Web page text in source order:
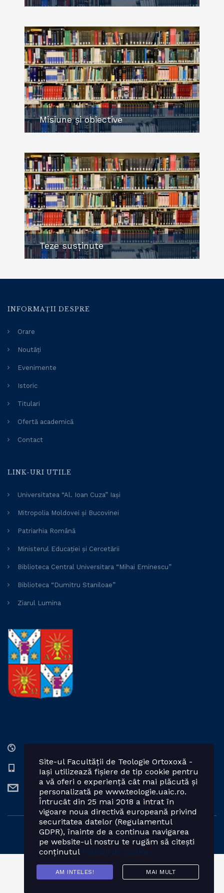
Misiune și obiective
Teze susținute
INFORMAȚII DESPRE
Orare
Noutăți
Evenimente
Istoric
Titulari
Ofertă academică
Contact
LINK-URI UTILE
Universitatea “Al. Ioan Cuza” Iași
Mitropolia Moldovei și Bucovinei
Patriarhia Română
Ministerul Educației și Cercetării
Biblioteca Central Universitara “Mihai Eminescu”
Biblioteca “Dumitru Staniloae”
Ziarul Lumina
0232 201328; 0232 201102 int. 2424, 2423, 2425
teologie.ortodoxa@uaic.ro
Powered by: Facultatea de Teologie Ortodoxă - Iași
Site-ul Facultății de Teologie Ortoxoxă -
Iași utilizează fișiere de tip cookie pentru
a vă oferi o experiență cât mai plăcută și
personalizată pe www.teologie.uaic.ro.
Întrucât din 25 mai 2018 a intrat în
vigoare noua directivă europeană privind
securitatea datelor (Regulamentul
GDPR), înainte de a continua navigarea
pe website-ul nostru te rugăm să citești
conținutul Politicii de Cookie.
AM INTELES! MAI MULT